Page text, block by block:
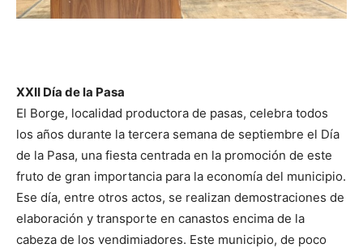
XXII Día de la Pasa
El Borge, localidad productora de pasas, celebra todos
los años durante la tercera semana de septiembre el Día
de la Pasa, una fiesta centrada en la promoción de este
fruto de gran importancia para la economía del municipio.
Ese día, entre otros actos, se realizan demostraciones de
elaboración y transporte en canastos encima de la
cabeza de los vendimiadores. Este municipio, de poco